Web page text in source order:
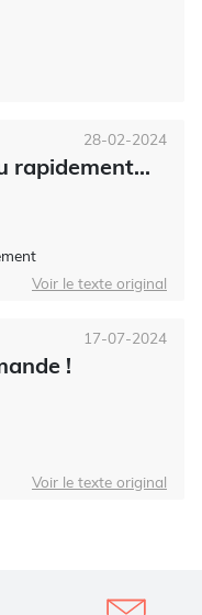
rapidement...
28-02-2024
Voir le texte original
!
17-07-2024
Voir le texte original